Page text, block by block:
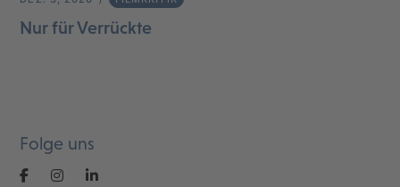
Nur für Verrückte
Folge uns